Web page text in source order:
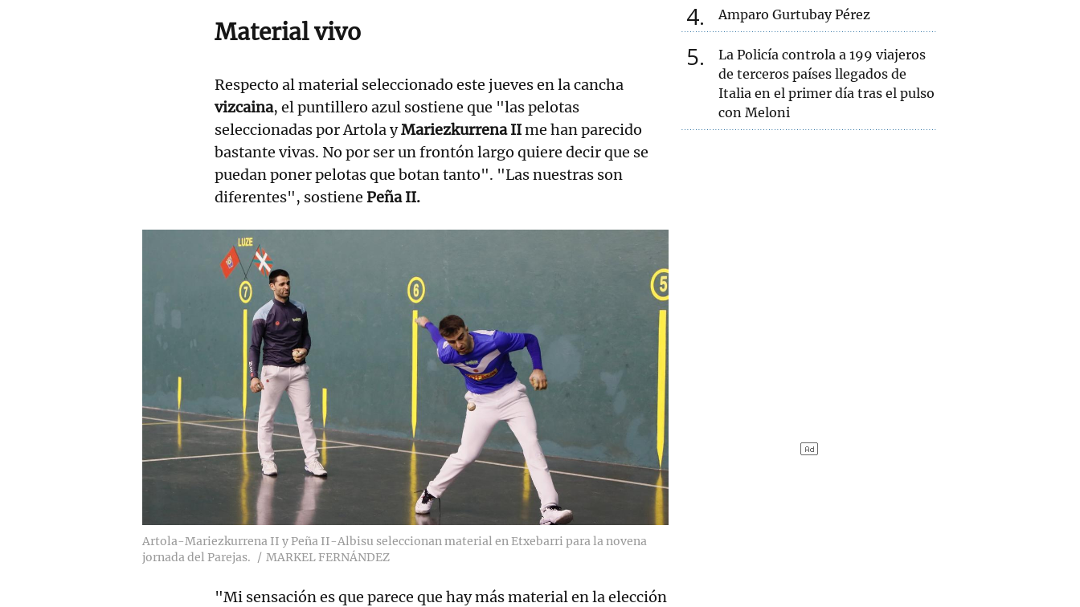
Material vivo
Respecto al material seleccionado este jueves en la cancha
vizcaina, el puntillero azul sostiene que "las pelotas
seleccionadas por Artola yMariezkurrena IIme han parecido
bastante vivas. No por ser un frontón largo quiere decir que se
puedan poner pelotas que botan tanto". "Las nuestras son
diferentes", sostiene Peña II.
Artola-Mariezkurrena II y Peña II-Albisu seleccionan material en Etxebarri para la novena
jornada del Parejas.
MARKEL FERNÁNDEZ
"Mi sensación es que parece que hay más material en la elección
4 Amparo Gurtubay Pérez
5
La Policía controla a 199 viajeros
de terceros países llegados de
Italia en el primer día tras el pulso
con Meloni